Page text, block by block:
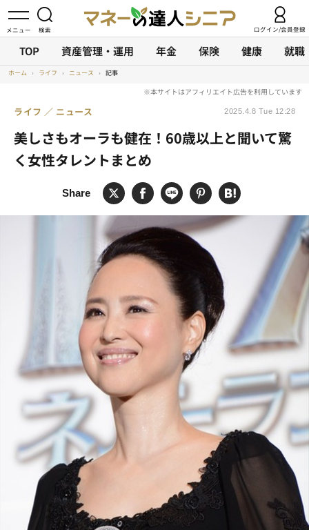
ログイン/会員登録
TOP 資産管理・運用 年金 保険 健康 就職
ホーム › ライフ › ニュース › 記事
美しさもオーラも健在！60歳以上と聞いて驚
く女性タレントまとめ
ライフ ニュース 2025.4.8 Tue 12:28